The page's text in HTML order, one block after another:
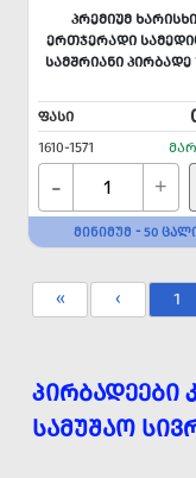
ᲞᲠᲔᲛᲘᲣᲛ
ᲔᲠᲗᲯᲔᲠᲐᲓᲘ
ᲡᲐᲛᲨᲠᲘᲐᲜᲘ ᲞᲘᲠᲑᲐᲓᲔ
ᲤᲐᲡᲘ
1610-1571
- +
ᲛᲘᲜᲘᲛᲣᲛ - 50
« ‹ 1
ᲞᲘᲠᲑᲐᲓᲔᲔᲑᲘ
ᲡᲐᲛᲣᲨᲐᲝ